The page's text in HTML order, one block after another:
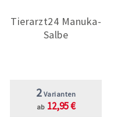
Tierarzt24 Manuka-
Salbe
2 Varianten
ab 12,95 €